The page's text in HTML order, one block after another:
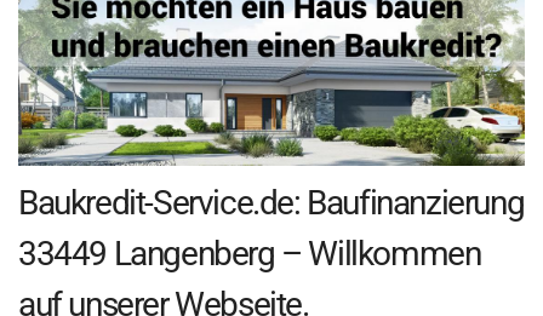
Baukredit-Service.de: Baufinanzierung
33449 Langenberg – Willkommen
auf unserer Webseite.